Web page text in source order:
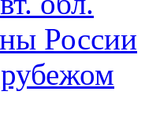
России